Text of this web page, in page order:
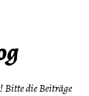
Bitte die Beiträge